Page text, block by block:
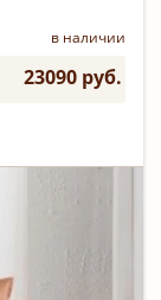
в наличии
23090 руб.